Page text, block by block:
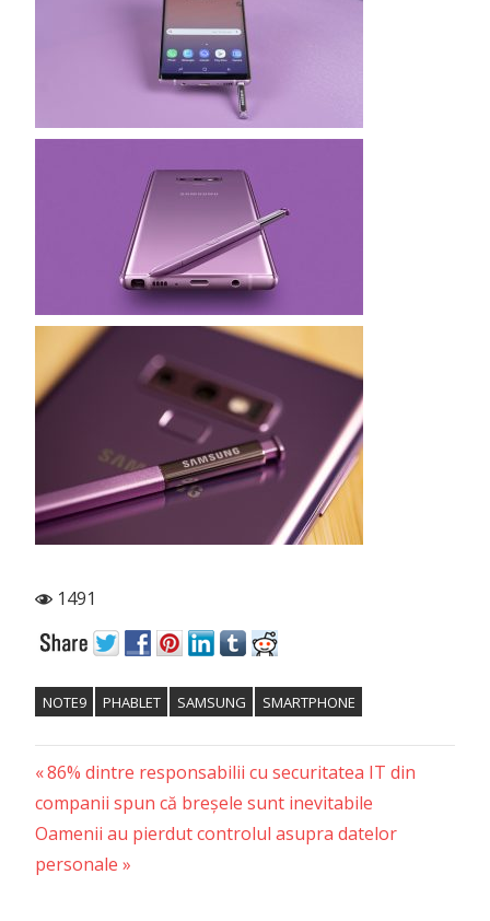
1491
NOTE9 PHABLET SAMSUNG SMARTPHONE
Post
navigation
Previous
Post:
86% dintre responsabilii cu securitatea IT din
companii spun că breșele sunt inevitabile
Next
Post:
Oamenii au pierdut controlul asupra datelor
personale